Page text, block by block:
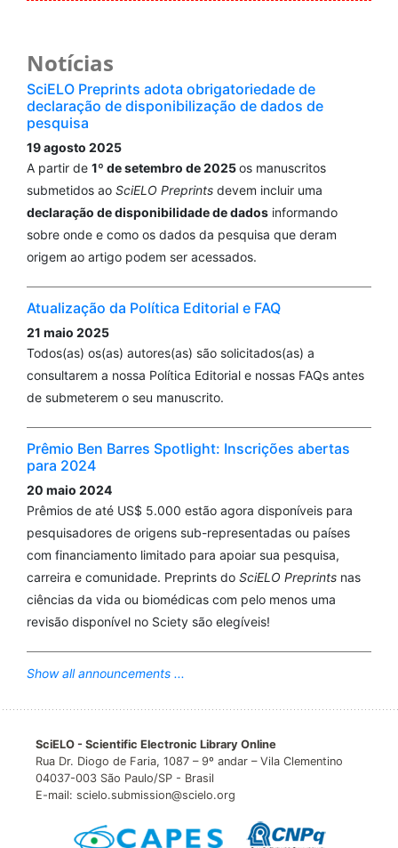
Notícias
SciELO Preprints adota obrigatoriedade de
declaração de disponibilização de dados de
pesquisa
19 agosto 2025
A partir de 1º de setembro de 2025os manuscritos
submetidos ao SciELO Preprints devem incluir uma
declaração de disponibilidade de dados informando
sobre onde e como os dados da pesquisa que deram
origem ao artigo podem ser acessados.
Atualização da Política Editorial e FAQ
21 maio 2025
Todos(as) os(as) autores(as) são solicitados(as) a
consultarem a nossa Política Editorial e nossas FAQs antes
de submeterem o seu manuscrito.
Prêmio Ben Barres Spotlight: Inscrições abertas
para 2024
20 maio 2024
Prêmios de até US$ 5.000 estão agora disponíveis para
pesquisadores de origens sub-representadas ou países
com financiamento limitado para apoiar sua pesquisa,
carreira e comunidade. Preprints do SciELO Preprints nas
ciências da vida ou biomédicas com pelo menos uma
revisão disponível no Sciety são elegíveis!
Show all announcements ...
SciELO - Scientific Electronic Library Online
Rua Dr. Diogo de Faria, 1087 – 9º andar – Vila Clementino
04037-003 São Paulo/SP - Brasil
E-mail: scielo.submission@scielo.org